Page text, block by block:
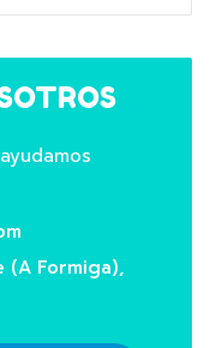
(A Formiga),